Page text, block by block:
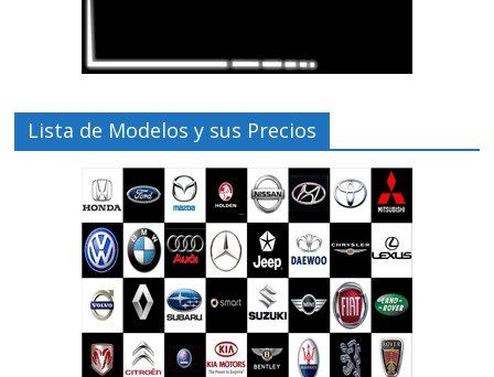
Lista de Modelos y sus Precios